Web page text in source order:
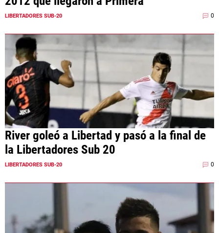
LIBERTADORES SUB-20 0
River goleó a Libertad y pasó a la final de
la Libertadores Sub 20
LIBERTADORES SUB-20 0